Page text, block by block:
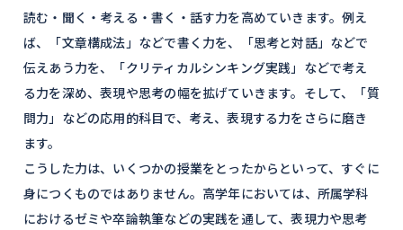
読む・聞く・考える・書く・話す力を高めていきます。例え
ば、「文章構成法」などで書く力を、「思考と対話」などで
伝えあう力を、「クリティカルシンキング実践」などで考え
る力を深め、表現や思考の幅を拡げていきます。そして、「質
問力」などの応用的科目で、考え、表現する力をさらに磨き
ます。
こうした力は、いくつかの授業をとったからといって、すぐに
身につくものではありません。高学年においては、所属学科
におけるゼミや卒論執筆などの実践を通して、表現力や思考